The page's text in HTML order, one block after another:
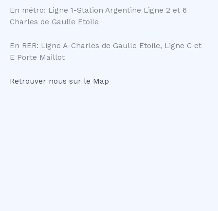
En métro: Ligne 1-Station Argentine Ligne 2 et 6
Charles de Gaulle Etoile
En RER: Ligne A-Charles de Gaulle Etoile, Ligne C et
E Porte Maillot
Retrouver nous sur le Map